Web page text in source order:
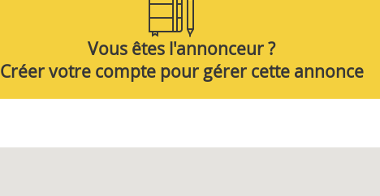
Vous êtes l'annonceur ?
Créer votre compte pour gérer cette annonce